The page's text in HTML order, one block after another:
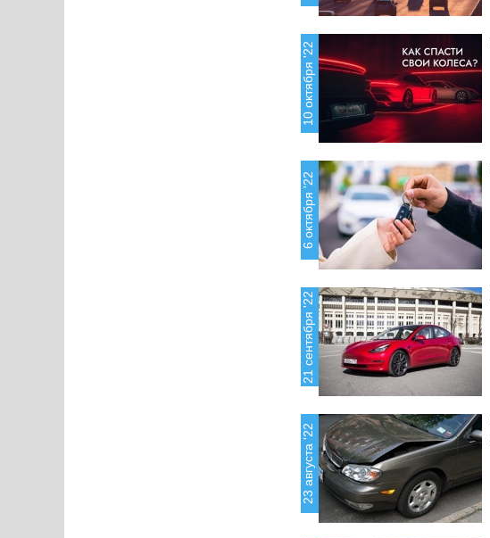
10 октября '22
6 октября '22
21 сентября '22
23 августа '22